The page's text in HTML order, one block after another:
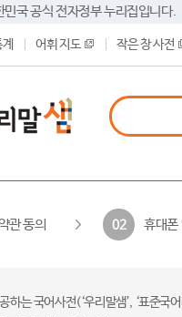
민국 공식 전자정부 누리집입니다.
어휘 지도 작은 창 사전
관 동의 02 휴대폰
하는 국어사전(‘우리말샘’, ‘표준국